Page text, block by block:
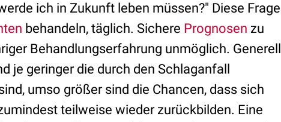
ich in Zukunft leben müssen?" Diese Frage
behandeln, täglich. Sichere Prognosen zu
Behandlungserfahrung unmöglich. Generell
je geringer die durch den Schlaganfall
umso größer sind die Chancen, dass sich
teilweise wieder zurückbilden. Eine